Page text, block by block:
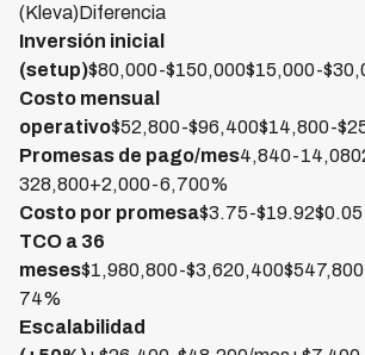
(Kleva)Diferencia
Inversión inicial
(setup)$80,000-$150,000$15,000-
Costo mensual
operativo$52,800-$96,400$14,800-
Promesas de pago/mes4,840-
328,800+2,000-6,700%
Costo por promesa$3.75-
TCO a 36
meses$1,980,800-
74%
Escalabilidad